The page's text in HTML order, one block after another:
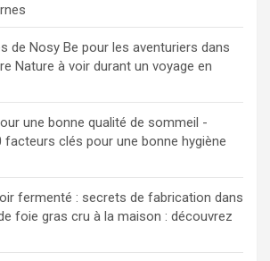
de Nosy Be pour les aventuriers dans
Nature à voir durant un voyage en
une bonne qualité de sommeil -
facteurs clés pour une bonne hygiène
fermenté : secrets de fabrication dans
foie gras cru à la maison : découvrez